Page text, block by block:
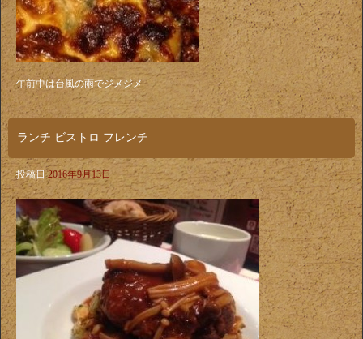
午前中は台風の雨でジメジメ
ランチ ビストロ フレンチ
投稿日 2016年9月13日